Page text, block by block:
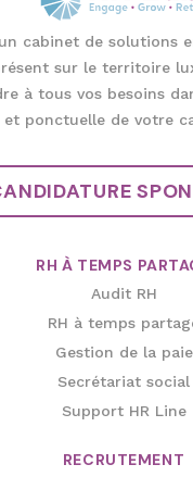
cabinet de solutions
sur le territoire
à tous vos besoins
ponctuelle de votre
RH À TEMPS
Audit RH
RH à temps
Gestion de la paie
Secrétariat social
Support HR Line
RECRUTEMENT